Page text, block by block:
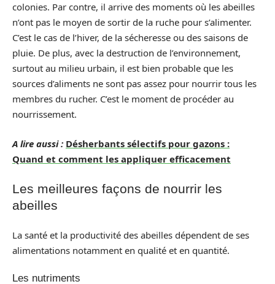
colonies. Par contre, il arrive des moments où les abeilles
n’ont pas le moyen de sortir de la ruche pour s’alimenter.
C’est le cas de l’hiver, de la sécheresse ou des saisons de
pluie. De plus, avec la destruction de l’environnement,
surtout au milieu urbain, il est bien probable que les
sources d’aliments ne sont pas assez pour nourrir tous les
membres du rucher. C’est le moment de procéder au
nourrissement.
A lire aussi : Désherbants sélectifs pour gazons :
Quand et comment les appliquer efficacement
Les meilleures façons de nourrir les
abeilles
La santé et la productivité des abeilles dépendent de ses
alimentations notamment en qualité et en quantité.
Les nutriments